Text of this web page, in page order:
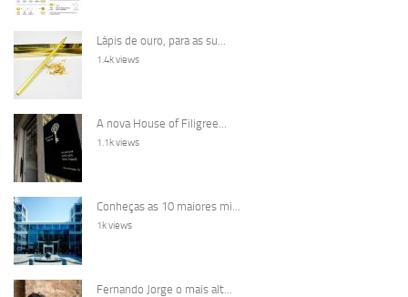
Lápis de ouro, para as su...
1.4k views
A nova House of Filigree...
1.1k views
Conheças as 10 maiores mi...
1k views
Fernando Jorge o mais alt...